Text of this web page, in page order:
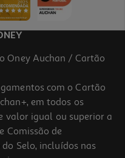
Oney Auchan / Cartão
com o Cartão
em todos os
valor igual ou superior a
Comissão de
Selo, incluídos nas